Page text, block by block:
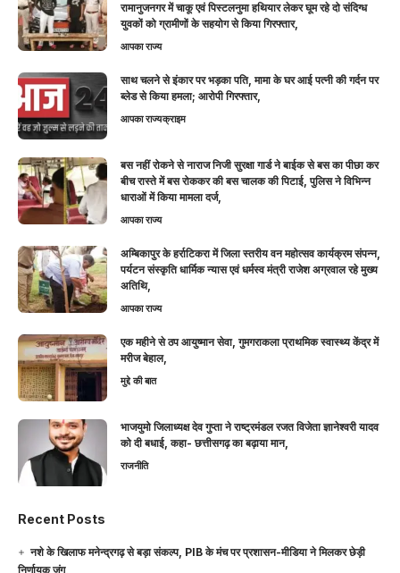
रामानुजनगर में चाकू एवं पिस्टलनुमा हथियार लेकर घूम रहे दो संदिग्ध
युवकों को ग्रामीणों के सहयोग से किया गिरफ्तार,
आपका राज्य
साथ चलने से इंकार पर भड़का पति, मामा के घर आई पत्नी की गर्दन पर
ब्लेड से किया हमला; आरोपी गिरफ्तार,
आपका राज्यक्राइम
बस नहीं रोकने से नाराज निजी सुरक्षा गार्ड ने बाईक से बस का पीछा कर
बीच रास्ते में बस रोककर की बस चालक की पिटाई, पुलिस ने विभिन्न
धाराओं में किया मामला दर्ज,
आपका राज्य
अम्बिकापुर के हर्राटिकरा में जिला स्तरीय वन महोत्सव कार्यक्रम संपन्न,
पर्यटन संस्कृति धार्मिक न्यास एवं धर्मस्व मंत्री राजेश अग्रवाल रहे मुख्य
अतिथि,
आपका राज्य
एक महीने से ठप आयुष्मान सेवा, गुमगराकला प्राथमिक स्वास्थ्य केंद्र में
मरीज बेहाल,
मुद्दे की बात
भाजयुमो जिलाध्यक्ष देव गुप्ता ने राष्ट्रमंडल रजत विजेता ज्ञानेश्वरी यादव
को दी बधाई, कहा- छत्तीसगढ़ का बढ़ाया मान,
राजनीति
Recent Posts
नशे के खिलाफ मनेन्द्रगढ़ से बड़ा संकल्प, PIB के मंच पर प्रशासन-मीडिया ने मिलकर छेड़ी
निर्णायक जंग,